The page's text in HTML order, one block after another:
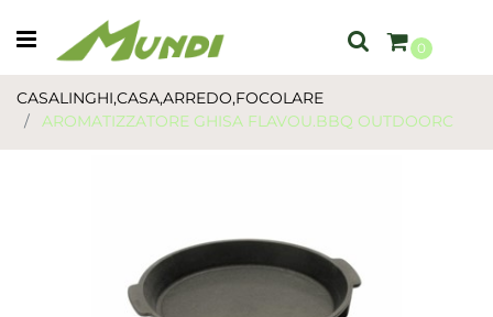
Open menu
0
CASALINGHI,CASA,ARREDO,FOCOLARE
AROMATIZZATORE GHISA FLAVOU.BBQ OUTDOORC